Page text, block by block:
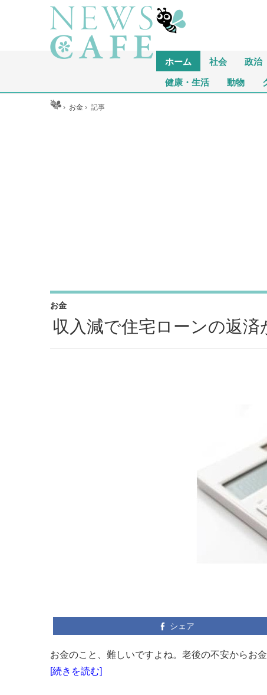
ホーム 社会 政治
健康・生活 動物
ホーム › お金 ›記事
収入減で住宅ローンの返
お金
シェア
お金のこと、難しいですよね。老後の不安からお
[続きを読む]